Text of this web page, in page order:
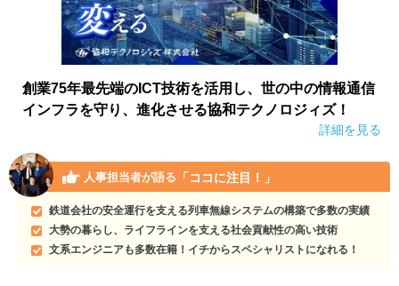
創業75年最先端のICT技術を活用し、世の中の情報通信
インフラを守り、進化させる協和テクノロジィズ！
詳細を見る
人事担当者が語る 「ココに注目！」
鉄道会社の安全運行を支える列車無線システムの構築で多数の実績
大勢の暮らし、ライフラインを支える社会貢献性の高い技術
文系エンジニアも多数在籍！イチからスペシャリストになれる！